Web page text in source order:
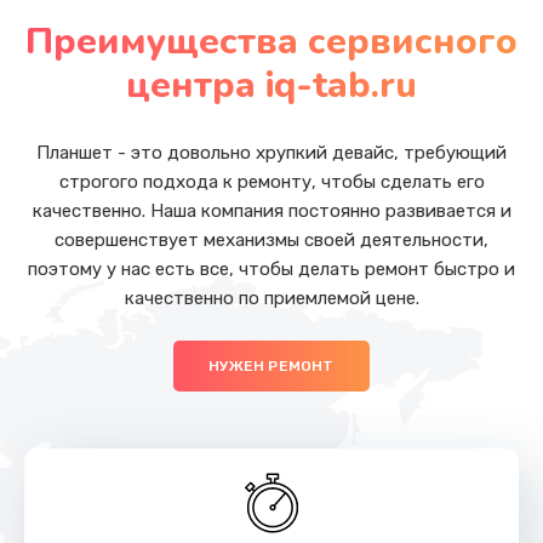
Заказать
от 790 руб.
Заказать
Замена стекла камеры
от 1500 руб.
Замена кнопки включения/выключения
Замена аккумулятора
Преимущества сервисного
центра iq-tab.ru
Планшет - это довольно хрупкий девайс, требующий
строгого подхода к ремонту, чтобы сделать его
качественно. Наша компания постоянно развивается и
совершенствует механизмы своей деятельности,
поэтому у нас есть все, чтобы делать ремонт быстро и
качественно по приемлемой цене.
НУЖЕН РЕМОНТ